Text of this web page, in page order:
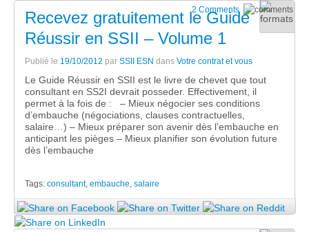
2 Comments
Recevez gratuitement le Guide
Réussir en SSII – Volume 1
Publié le 19/10/2012 par SSII ESN dans Votre contrat et vous
Le Guide Réussir en SSII est le livre de chevet que tout
consultant en SS2I devrait posseder. Effectivement, il
permet à la fois de : – Mieux négocier ses conditions
d’embauche (négociations, clauses contractuelles,
salaire…) – Mieux préparer son avenir dès l’embauche en
anticipant les pièges – Mieux planifier son évolution future
dès l’embauche
Tags: consultant, embauche, salaire